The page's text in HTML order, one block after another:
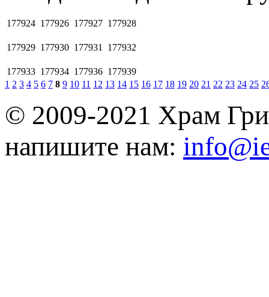
177924 177926 177927 177928
177929 177930 177931 177932
177933 177934 177936 177939
1 2 3 4 5 6 7 8 9 10 11 12 13 14 15 16 17 18 19 20 21 22 23 24 25
© 2009-2021 Храм
напишите нам: